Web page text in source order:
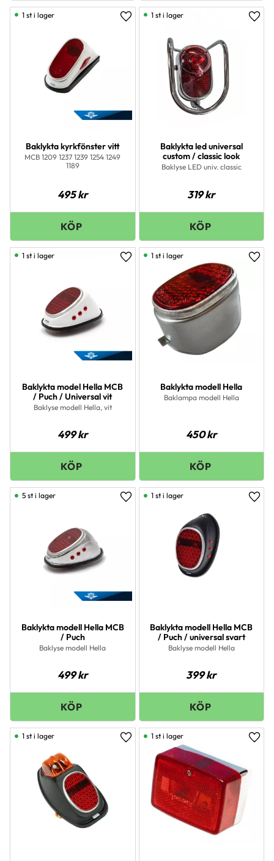
Baklykta kyrkfönster vitt
MCB 1209 1237 1239 1254 1249
1189
495kr
Lägg till i favoriter
1 st i lager
Baklykta led universal
custom / classic look
Baklyse LED univ. classic
319kr
1 st i lager
Baklykta model Hella MCB
/ Puch / Universal vit
Baklyse modell Hella, vit
499kr
Lägg till i favoriter
1 st i lager
Baklykta modell Hella
Baklampa modell Hella
450kr
1 st i lager
Baklykta modell Hella MCB
/ Puch
Baklyse modell Hella
499kr
Lägg till i favoriter
5 st i lager
Baklykta modell Hella MCB
/ Puch / universal svart
Baklyse modell Hella
399kr
1 st i lager
Lägg till i favoriter
1 st i lager 1 st i lager